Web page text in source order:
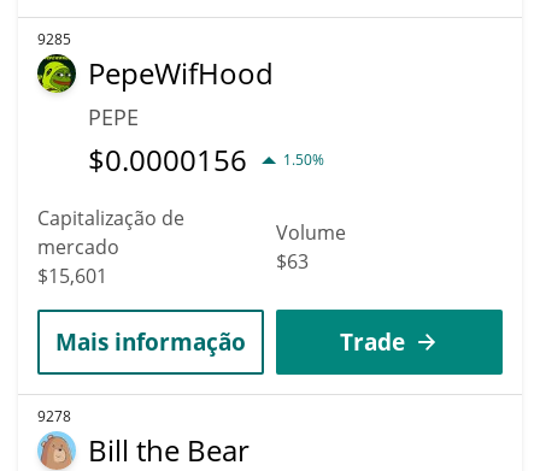
9285
PepeWifHood
PEPE
$0.0000156 1.50%
Capitalização de
mercado
$15,601
Volume
$63
Mais informação Trade
9278
Bill the Bear